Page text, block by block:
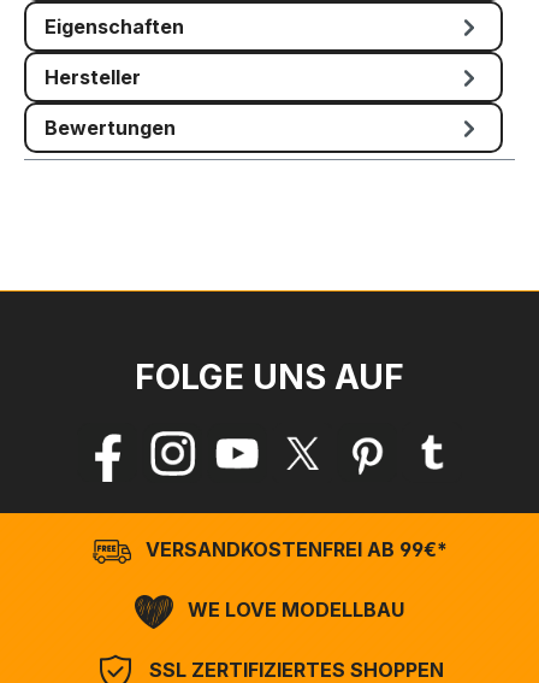
Eigenschaften
Hersteller
Bewertungen
FOLGE UNS AUF
VERSANDKOSTENFREI AB 99€*
WE LOVE MODELLBAU
SSL ZERTIFIZIERTES SHOPPEN